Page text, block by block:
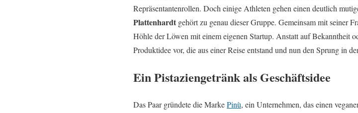
Repräsentantenrollen. Doch einige Athleten gehen einen deutlich
Plattenhardt gehört zu genau dieser Gruppe. Gemeinsam mit seiner
Höhle der Löwen mit einem eigenen Startup. Anstatt auf Bekanntheit
Produktidee vor, die aus einer Reise entstand und nun den Sprung in
Ein Pistaziengetränk als Geschäftsidee
Das Paar gründete die MarkePinù, ein Unternehmen, das einen